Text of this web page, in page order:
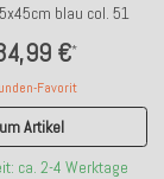
blau col. 51
€*
Favorit
Artikel
ca. 2-4 Werktage